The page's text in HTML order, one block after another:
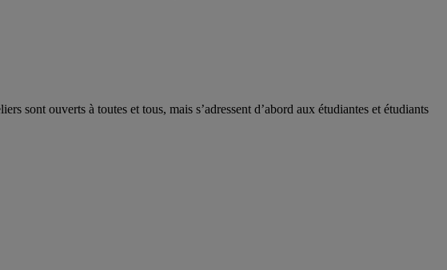
sont ouverts à toutes et tous, mais s’adressent d’abord aux étudiantes et étudiants